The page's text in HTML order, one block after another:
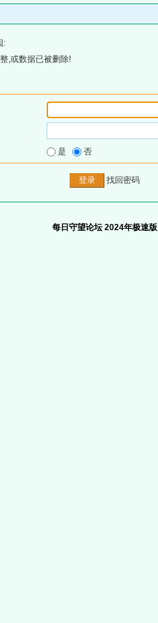
:
,或数据已被删除!
是 否
找回密码
每日守望论坛 2024年极速版